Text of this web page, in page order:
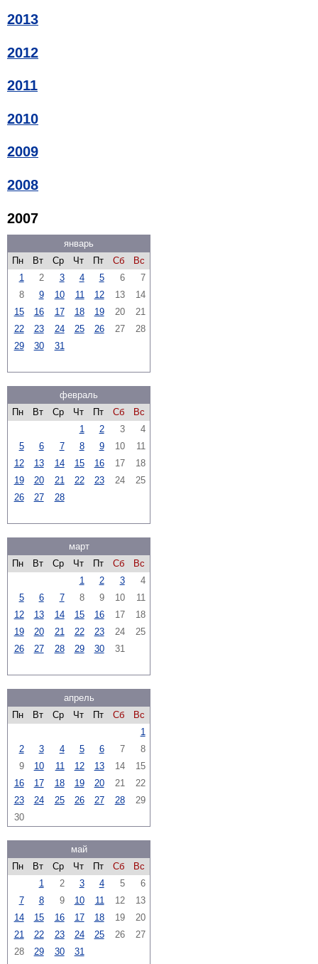
2013
2012
2011
2010
2009
2008
2007
январь
Пн
Вт Ср Чт Пт Сб
Вс
1
2 3 4 5 6
7
8
9 10 11 12 13
14
15
16 17 18 19 20
21
22
23 24 25 26 27
28
29
30 31
февраль
Пн
Вт Ср Чт Пт Сб
Вс
1
2 3
4
5
6 7 8 9 10
11
12
13 14 15 16 17
18
19
20 21 22 23 24
25
26
27 28
март
Пн
Вт Ср Чт Пт Сб
Вс
1
2 3
4
5
6 7 8 9 10
11
12
13 14 15 16 17
18
19
20 21 22 23 24
25
26
27 28 29 30 31
апрель
Пн
Вт Ср Чт Пт Сб
Вс
1
2
3 4 5 6 7
8
9
10 11 12 13 14
15
16
17 18 19 20 21
22
23
24 25 26 27 28
29
30
май
Пн
Вт Ср Чт Пт Сб
Вс
1
2 3 4 5
6
7
8 9 10 11 12
13
14
15 16 17 18 19
20
21
22 23 24 25 26
27
28
29 30 31